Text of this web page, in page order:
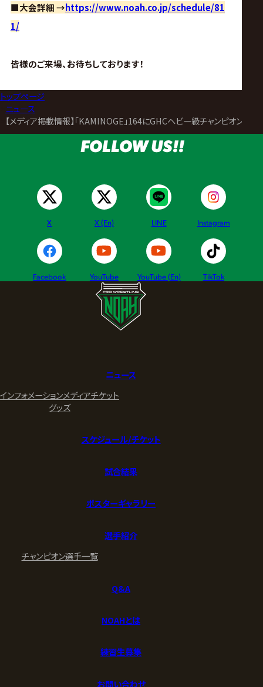
■大会詳細 →https://www.noah.co.jp/schedule/81
1/
皆様のご来場、お待ちしております！
トップページ
ニュース
【メディア掲載情報】「KAMINOGE」164にGHCヘビー級チャンピオン・
FOLLOW US!!
X X (En) LINE Instagram
Facebook YouTube YouTube (En) TikTok
ニュース
インフォメーションメディアチケット
グッズ
スケジュール/チケット
試合結果
ポスターギャラリー
選手紹介
チャンピオン選手一覧
Q&A
NOAHとは
練習生募集
お問い合わせ